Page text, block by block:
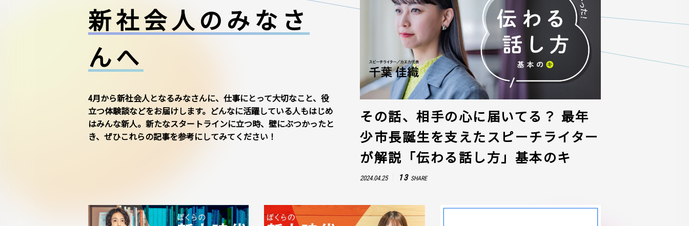
新社会人のみなさ
んへ
4月から新社会人となるみなさんに、仕事にとって大切なこと、役
立つ体験談などをお届けします。どんなに活躍している人もはじめ
はみんな新人。新たなスタートラインに立つ時、壁にぶつかったと
き、ぜひこれらの記事を参考にしてみてください！
その話、相手の心に届いてる？ 最年
少市長誕生を支えたスピーチライター
が解説「伝わる話し方」基本のキ
2024.04.25 13 SHARE